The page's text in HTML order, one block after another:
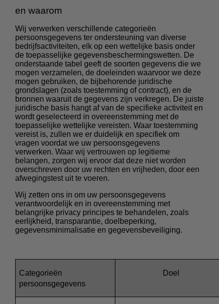
en waarom
Wij verwerken verschillende categorieën
persoonsgegevens ter ondersteuning van diverse
bedrijfsactiviteiten, elk op een wettelijke basis onder
de toepasselijke gegevensbeschermingswetten. De
onderstaande tabel geeft de soorten gegevens die we
mogen verzamelen, de doeleinden waarvoor we deze
mogen gebruiken, de bijbehorende juridische
grondslagen (zoals toestemming of contract), en de
bronnen waaruit de gegevens zijn verkregen. De juiste
juridische basis hangt af van de specifieke activiteit en
wordt geselecteerd in overeenstemming met de
toepasselijke wettelijke vereisten. Waar toestemming
vereist is, zullen we er duidelijk en specifiek om
vragen voordat we uw persoonsgegevens
verwerken. Waar wij vertrouwen op legitieme
belangen, zorgen wij ervoor dat deze niet worden
overschreven door uw rechten en vrijheden, door een
afwegingstest uit te voeren.
Wij zetten ons in om uw persoonsgegevens
verantwoordelijk en in overeenstemming met
belangrijke privacy principes te behandelen, zoals
eerlijkheid, transparantie, doelbeperking,
gegevensminimalisatie en gegevensbeveiliging.
Categorieën
persoonsgegevens
Doel